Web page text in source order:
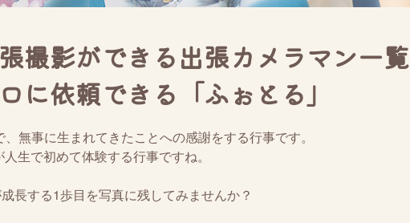
撮影ができる出張カメラマン一覧
に依頼できる「ふぉとる」
無事に生まれてきたことへの感謝をする行事です。
生で初めて体験する行事ですね。
長する1歩目を写真に残してみませんか？